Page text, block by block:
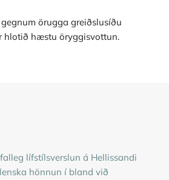
örugga greiðslusíðu
hlotið hæstu öryggisvottun.
lífstílsverslun á Hellissandi
hönnun í bland við